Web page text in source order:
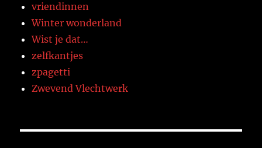
vriendinnen
Winter wonderland
Wist je dat…
zelfkantjes
zpagetti
Zwevend Vlechtwerk